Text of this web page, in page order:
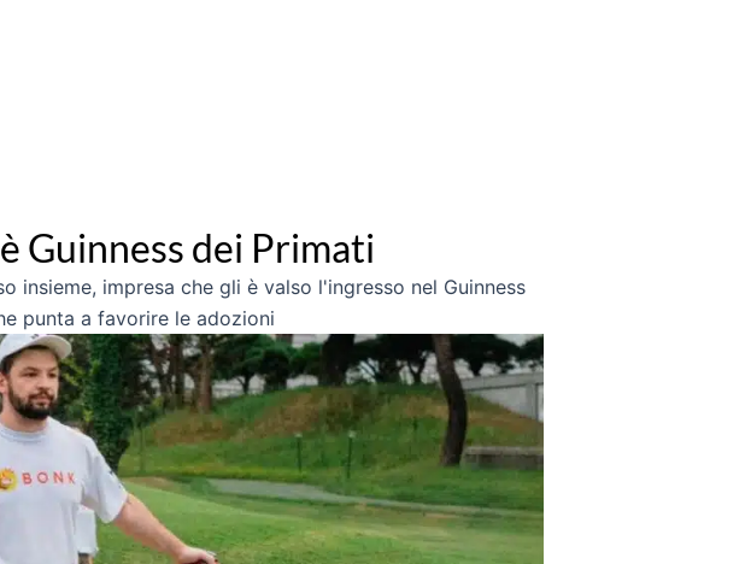
Guinness dei Primati
impresa che gli è valso l'ingresso nel Guinness
punta a favorire le adozioni